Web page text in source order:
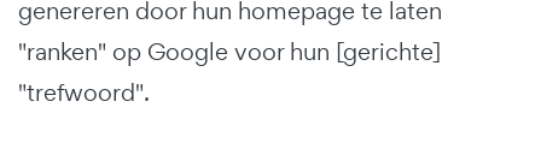
genereren door hun homepage te laten
"ranken" op Google voor hun [gerichte]
"trefwoord".